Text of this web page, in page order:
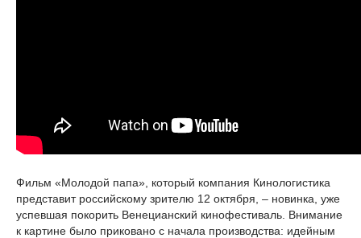
Фильм «Молодой папа», который компания Кинологистика
представит российскому зрителю 12 октября, – новинка, уже
успевшая покорить Венецианский кинофестиваль. Внимание
к картине было приковано с начала производства: идейным